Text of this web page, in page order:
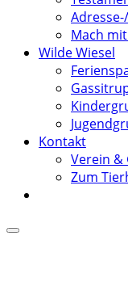
Mach
Wilde Wiesel
Kontakt
Verein &
Zum